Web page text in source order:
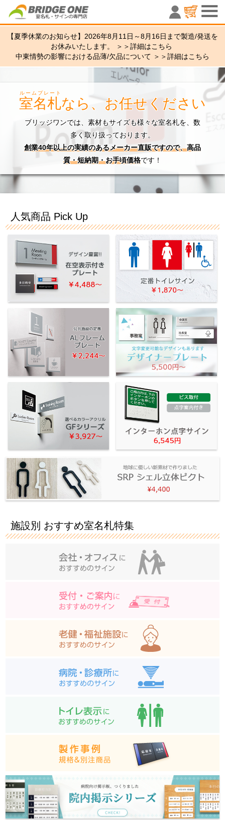
室名札・
【夏季休業のお知らせ】2026年8月11日～8月16日まで製造/発送を
お休みいたします。 ＞＞詳細はこちら
中東情勢の影響における品薄/欠品について ＞＞詳細はこちら
室名札
ルームプレート
なら、お任せください
ブリッジワンでは、素材もサイズも様々な室名札を、数
多く取り扱っております。
創業40年以上の実績のあるメーカー直販ですので、高品
質・短納期・お手頃価格です！
人気商品 Pick Up
施設別 おすすめ室名札特集